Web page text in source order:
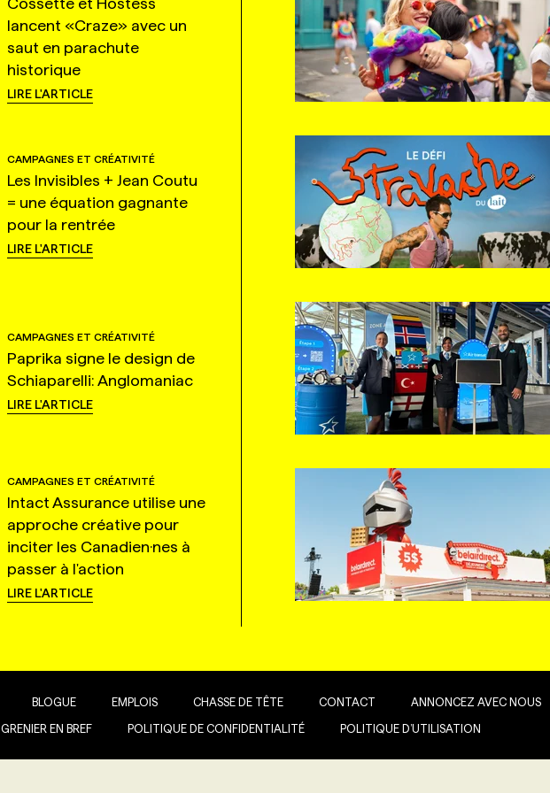
lancent «Craze» avec un
saut en parachute
historique
LIRE L'ARTICLE
CAMPAGNES ET CRÉATIVITÉ
Les Invisibles + Jean Coutu
= une équation gagnante
pour la rentrée
LIRE L'ARTICLE
CAMPAGNES ET CRÉATIVITÉ
Paprika signe le design de
Schiaparelli: Anglomaniac
LIRE L'ARTICLE
CAMPAGNES ET CRÉATIVITÉ
Intact Assurance utilise une
approche créative pour
inciter les Canadien·nes à
passer à l'action
LIRE L'ARTICLE
BLOGUE EMPLOIS CHASSE DE TÊTE CONTACT ANNONCEZ AVEC NOUS
GRENIER EN BREF POLITIQUE DE CONFIDENTIALITÉ POLITIQUE D’UTILISATION